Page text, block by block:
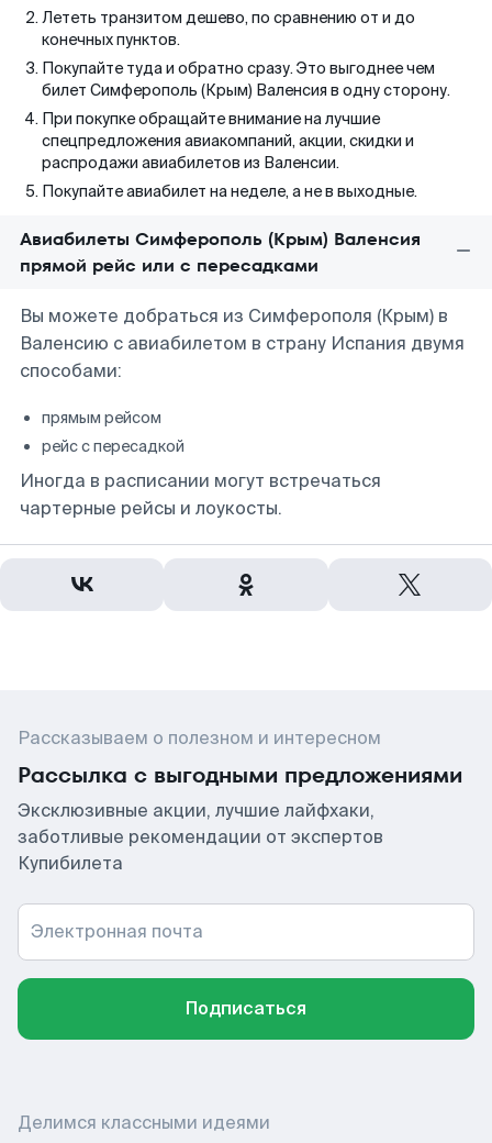
Лететь транзитом дешево, по сравнению от и до
конечных пунктов.
Покупайте туда и обратно сразу. Это выгоднее чем
билет Симферополь (Крым) Валенсия в одну сторону.
При покупке обращайте внимание на лучшие
спецпредложения авиакомпаний, акции, скидки и
распродажи авиабилетов из Валенсии.
Покупайте авиабилет на неделе, а не в выходные.
Авиабилеты Симферополь (Крым) Валенсия
прямой рейс или с пересадками
Вы можете добраться из Симферополя (Крым) в
Валенсию с авиабилетом в страну Испания двумя
способами:
прямым рейсом
рейс с пересадкой
Иногда в расписании могут встречаться
чартерные рейсы и лоукосты.
Рассказываем о полезном и интересном
Рассылка с выгодными предложениями
Эксклюзивные акции, лучшие лайфхаки,
заботливые рекомендации от экспертов
Купибилета
Электронная почта
Подписаться
Делимся классными идеями